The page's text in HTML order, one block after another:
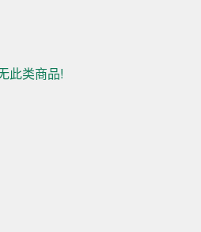
此类商品!